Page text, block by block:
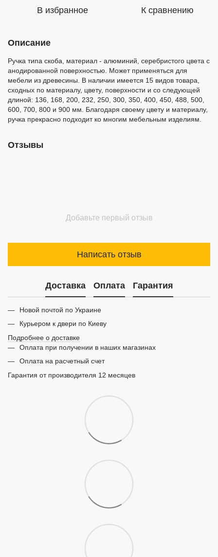
В избранное К сравнению
Описание
Ручка типа скоба, материал - алюминий, серебристого цвета с
анодированной поверхностью. Может применяться для
мебели из древесины. В наличии имеется 15 видов товара,
сходных по материалу, цвету, поверхности и со следующей
длиной: 136, 168, 200, 232, 250, 300, 350, 400, 450, 488, 500,
600, 700, 800 и 900 мм. Благодаря своему цвету и материалу,
ручка прекрасно подходит ко многим мебельным изделиям.
Отзывы
Добавьте первый отзыв
Написать отзыв
Доставка Оплата Гарантия
Новой почтой по Украине
Курьером к двери по Киеву
Подробнее о доставке
Оплата при получении в наших магазинах
Оплата на расчетный счет
Гарантия от производителя 12 месяцев